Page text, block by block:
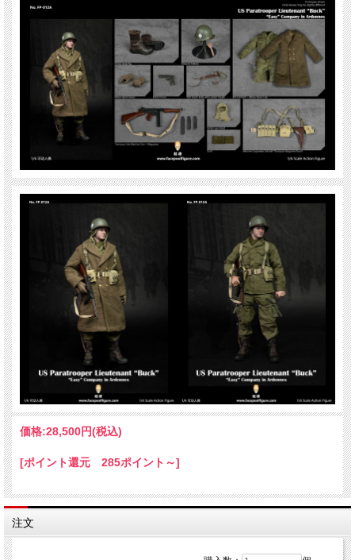
M1918 Knife M36 Belt M10 Canteen w/Cover 101 Shoulder Sleeve Insignia
※ご自身での着せ付け、装備の装着などが必要です。説明書は元々付属しません
※付属ボディは１体のみです。※服をかけているトルソー（マネキン）、定規は付
属しません。
※塗装、縫製、関節の固さ、左右差、バリの有無など個体差がございますのでご了
承ください。また材質上、ボディに色移り等発生している場合がございます。
※画像は試作品です。実際の商品と一部異なる場合がございます。仕様が変更され
る場合がございます。
※パッケージにダメージがございます。ご了承の上ご注文ください。
価格:28,500円(税込)
[ポイント還元 285ポイント～]
注文